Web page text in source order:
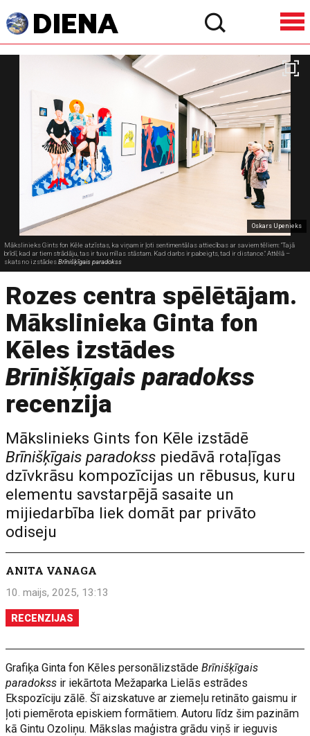
Oskars Upenieks
Mākslinieks Gints fon Kēle atzīstas, ka viņam ir ļoti sentimentālas attiecības ar saviem tēliem: "Tajā
brīdī, kad ar tiem strādāju, tas ir tuvu mīlas stāstam. Kad darbs ir pabeigts, tad ir distance." Attēlā –
skats no izstādesBrīnišķīgais paradokss
Rozes centra spēlētājam.
Mākslinieka Ginta fon
Kēles izstādes
Brīnišķīgais paradokss
recenzija
Mākslinieks Gints fon Kēle izstādē
Brīnišķīgais paradokss piedāvā rotaļīgas
dzīvkrāsu kompozīcijas un rēbusus, kuru
elementu savstarpējā sasaite un
mijiedarbība liek domāt par privāto
odiseju
ANITA VANAGA
10. maijs, 2025, 13:13
RECENZIJAS
Grafiķa Ginta fon Kēles personālizstādeBrīnišķīgais
paradokss ir iekārtota Mežaparka Lielās estrādes
Ekspozīciju zālē. Šī aizskatuve ar ziemeļu retināto gaismu ir
ļoti piemērota episkiem formātiem. Autoru līdz šim pazinām
kā Gintu Ozoliņu. Mākslas maģistra grādu viņš ir ieguvis